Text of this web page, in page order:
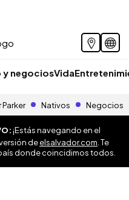
y negociosVida
Parker Nativos Negocios
¡Estás navegando en el
deelsalvador.com . Te
donde coincidimos todos.